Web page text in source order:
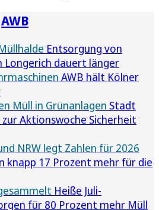
AWB
Entsorgung von
Longerich dauert länger
AWB hält Kölner
Müll in Grünanlagen Stadt
Aktionswoche Sicherheit
NRW legt Zahlen für 2026
knapp 17 Prozent mehr für die
Heiße Juli-
für 80 Prozent mehr Müll